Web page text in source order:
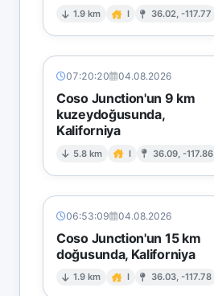
1.9 km I 36.02, -117.77
07:20:20 04.08.2026
Coso Junction'un 9 km
kuzeydoğusunda,
Kaliforniya
5.8 km I 36.09, -117.86
06:53:09 04.08.2026
Coso Junction'un 15 km
doğusunda, Kaliforniya
1.9 km I 36.03, -117.78